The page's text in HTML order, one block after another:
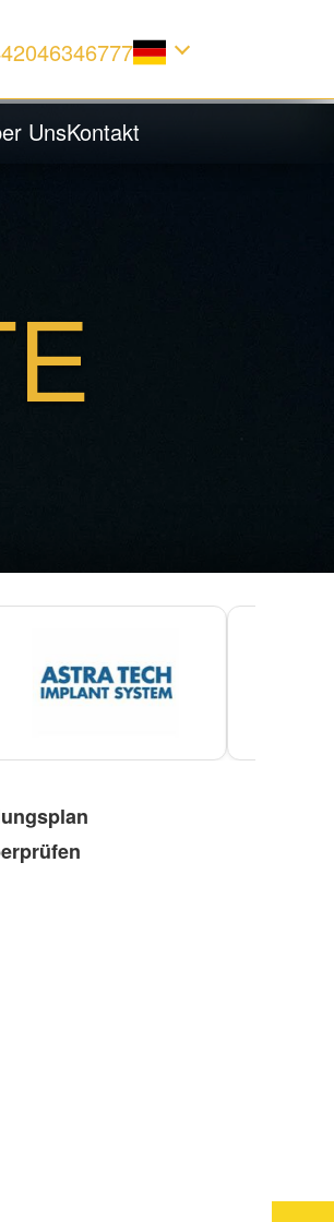
UnsKontakt